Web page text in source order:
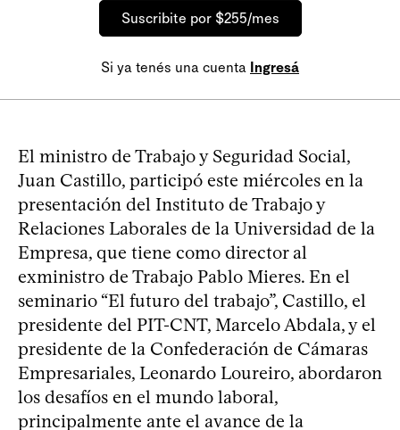
Suscribite por $255/mes
Si ya tenés una cuenta Ingresá
El ministro de Trabajo y Seguridad Social,
Juan Castillo, participó este miércoles en la
presentación del Instituto de Trabajo y
Relaciones Laborales de la Universidad de la
Empresa, que tiene como director al
exministro de Trabajo Pablo Mieres. En el
seminario “El futuro del trabajo”, Castillo, el
presidente del PIT-CNT, Marcelo Abdala, y el
presidente de la Confederación de Cámaras
Empresariales, Leonardo Loureiro, abordaron
los desafíos en el mundo laboral,
principalmente ante el avance de la